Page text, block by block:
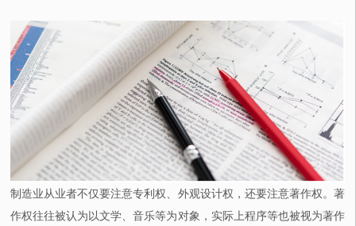
制造业从业者不仅要注意专利权、外观设计权，还要注意著作权。著
作权往往被认为以文学、音乐等为对象，实际上程序等也被视为著作